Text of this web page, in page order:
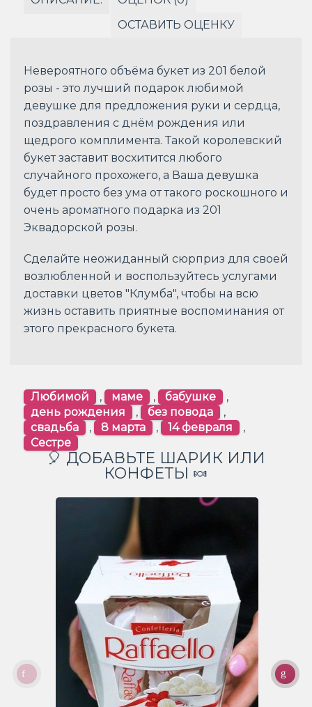
ОСТАВИТЬ ОЦЕНКУ
Невероятного объёма букет из 201 белой
розы - это лучший подарок любимой
девушке для предложения руки и сердца,
поздравления с днём рождения или
щедрого комплимента. Такой королевский
букет заставит восхитится любого
случайного прохожего, а Ваша девушка
будет просто без ума от такого роскошного и
очень ароматного подарка из 201
Эквадорской розы.
Сделайте неожиданный сюрприз для своей
возлюбленной и воспользуйтесь услугами
доставки цветов "Клумба", чтобы на всю
жизнь оставить приятные воспоминания от
этого прекрасного букета.
Любимой , маме , бабушке
,
день рождения
, без повода
,
свадьба
, 8 марта , 14 февраля
,
Сестре
🎈 ДОБАВЬТЕ ШАРИК ИЛИ
КОНФЕТЫ 🍬